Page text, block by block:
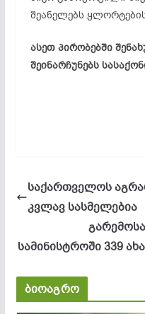
შეანელებს
ასეთ პირობებში
შეინარჩუნებს
საქართველოს
კვლავ სასმელებია
სამინისტროში 339
ბიოაგრო